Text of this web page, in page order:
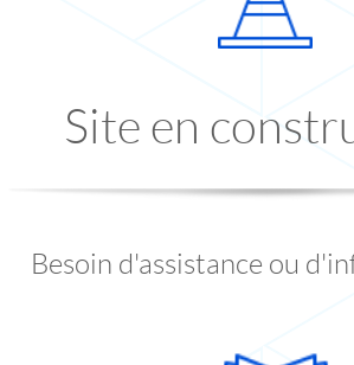
Site en
Besoin d'assistance ou